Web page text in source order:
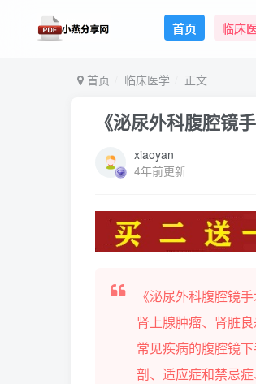
首页 临床
首页 临床医学 正文
《泌尿外科腹腔镜
xiaoyan
4年前更新
《泌尿外科腹腔镜
肾上腺肿瘤、肾脏
常见疾病的腹腔镜
剖、适应症和禁忌